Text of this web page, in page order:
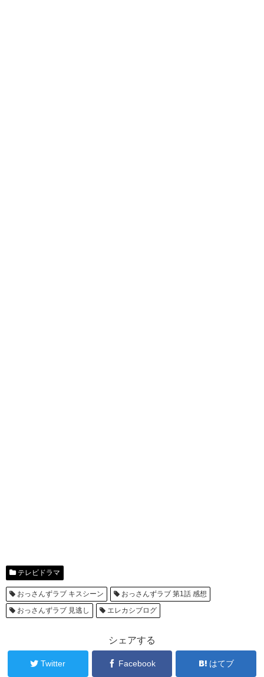
テレビドラマ
おっさんずラブ キスシーン
おっさんずラブ 第1話 感想
おっさんずラブ 見逃し
エレカシブログ
シェアする
Twitter Facebook はてブ